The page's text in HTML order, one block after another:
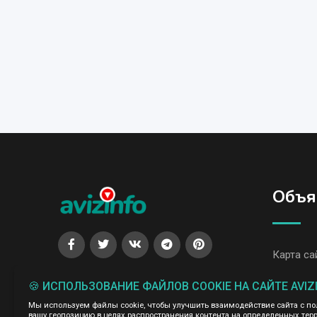
Карта
Все
Все
🍪 ИСПОЛЬЗОВАНИЕ ФАЙЛОВ COOKIE НА САЙТЕ
Мы используем файлы cookie, чтобы улучшить взаимодействие сайта с